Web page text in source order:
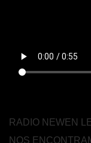
RADIO NEWEN
NOS